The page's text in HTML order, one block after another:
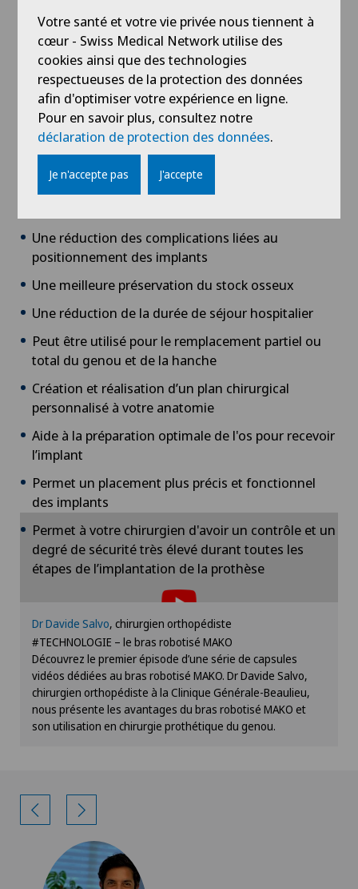
Arthrose de la cheville
Arthrose de la hanche
Arthrose de l’épaule
Atelier socio-esthétique
Augmentation du volume de la thyroïde (goitre)
AVC
Calcification de l’épaule
Cancer de la thyroïde (carcinome thyroïdien)
Cancer du sein
Cancer pelvien
Cardiologie interventionnelle
Cataracte
Check-up
Check-up pour les entreprises
Check-up pour les sportifs
Schmerzklinik Basel
Près de 500 articles scientifiques ont évalué les
différents aspects de cette technologie en la
comparant aux techniques conventionnelles,
soutenant le constat que l’utilisation du Mako offre
des avantages tels que :
La réduction des douleurs postopératoires
opératoires
Une réduction des complications liées au
positionnement des implants
Une meilleure préservation du stock osseux
Une réduction de la durée de séjour hospitalier
Peut être utilisé pour le remplacement partiel ou
total du genou et de la hanche
Création et réalisation d’un plan chirurgical
personnalisé à votre anatomie
Aide à la préparation optimale de l'os pour recevoir
l’implant
Permet un placement plus précis et fonctionnel
des implants
Permet à votre chirurgien d'avoir un contrôle et un
degré de sécurité très élevé durant toutes les
étapes de l’implantation de la prothèse
Pour pouvoir afficher ce contenu, vous devez
accepter l’utilisation de cookies.
paramètres des cookies.
Paramètres des cookies
Dr Davide Salvo, chirurgien orthopédiste
#TECHNOLOGIE – le bras robotisé MAKO
Découvrez le premier épisode d’une série de capsules
vidéos dédiées au bras robotisé MAKO. Dr Davide Salvo,
chirurgien orthopédiste à la Clinique Générale-Beaulieu,
nous présente les avantages du bras robotisé MAKO et
son utilisation en chirurgie prothétique du genou.
Votre santé et votre vie privée nous tiennent à
cœur - Swiss Medical Network utilise des
cookies ainsi que des technologies
respectueuses de la protection des données
afin d'optimiser votre expérience en ligne.
Pour en savoir plus, consultez notre
déclaration de protection des données.
Je n'accepte pas J'accepte